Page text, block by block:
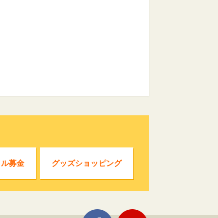
募金 グッズショッピング